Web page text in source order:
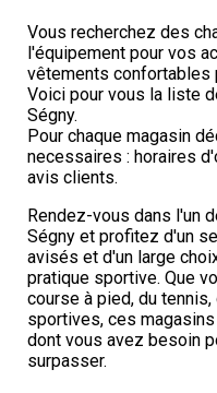
Vous recherchez des
l'équipement pour vos
vêtements confortables
Voici pour vous la liste
Ségny.
Pour chaque magasin
necessaires : horaires
avis clients.
Rendez-vous dans l'un
Ségny et profitez d'un
avisés et d'un large
pratique sportive. Que
course à pied, du
sportives, ces
dont vous avez besoin
surpasser.